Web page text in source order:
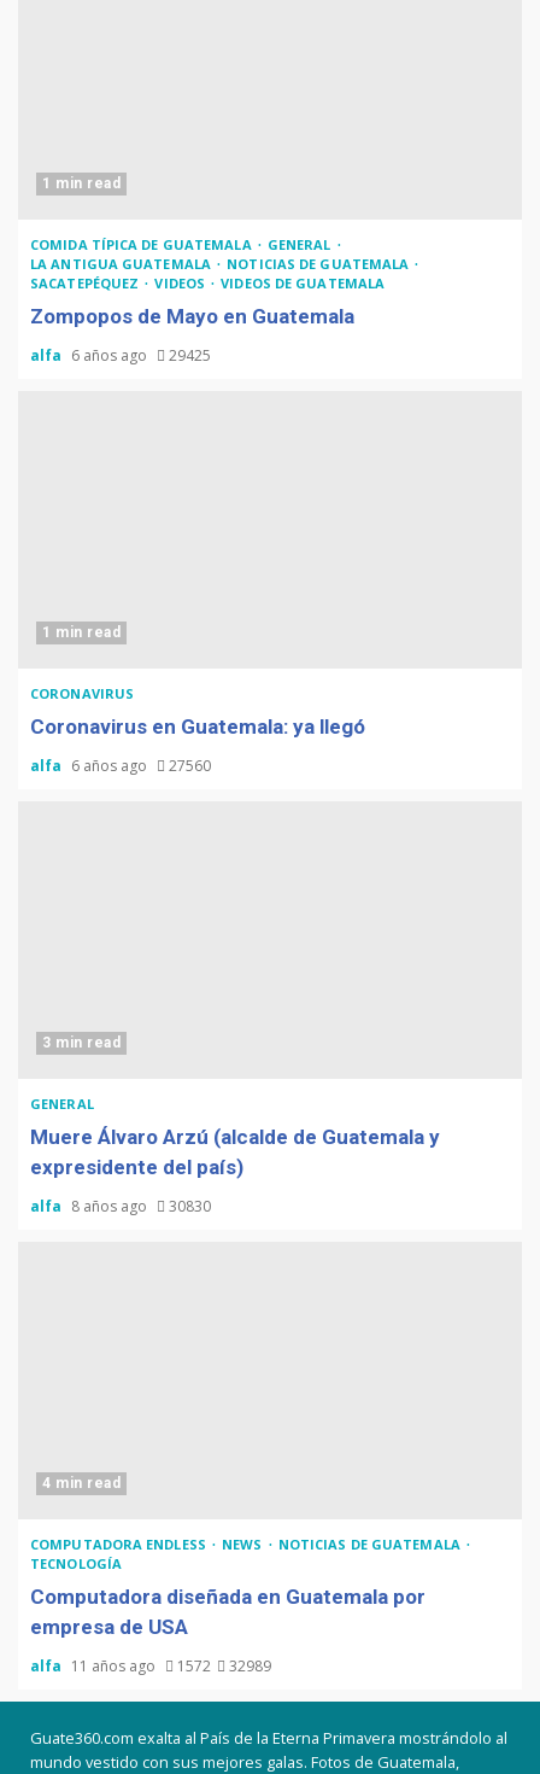
1 min read
COMIDA TÍPICA DE GUATEMALA
GENERAL
LA ANTIGUA GUATEMALA
NOTICIAS DE GUATEMALA
SACATEPÉQUEZ
VIDEOS VIDEOS DE GUATEMALA
Zompopos de Mayo en Guatemala
alfa 6 años ago 29425
1 min read
CORONAVIRUS
Coronavirus en Guatemala: ya llegó
alfa 6 años ago 27560
3 min read
GENERAL
Muere Álvaro Arzú (alcalde de Guatemala y
expresidente del país)
alfa 8 años ago 30830
4 min read
COMPUTADORA ENDLESS NEWS
NOTICIAS DE GUATEMALA
TECNOLOGÍA
Computadora diseñada en Guatemala por
empresa de USA
alfa 11 años ago 1572 32989
Guate360.com exalta al País de la Eterna Primavera mostrándolo al
mundo vestido con sus mejores galas. Fotos de Guatemala,